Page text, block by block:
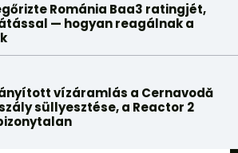
Románia Baa3 ratingjét,
— hogyan reagálnak a
vízáramlás a Cernavodă
süllyesztése, a Reactor 2